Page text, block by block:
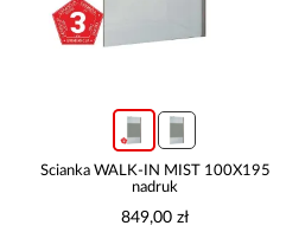
Ścianka WALK-IN MIST 100X195
nadruk
849,00 zł